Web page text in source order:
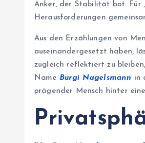
Anker, der Stabilität bot. Für
Herausforderungen
Aus den Erzählungen von
auseinandergesetzt haben,
zugleich reflektiert zu
Name Burgi Nagelsmann in
prägender Mensch hinter